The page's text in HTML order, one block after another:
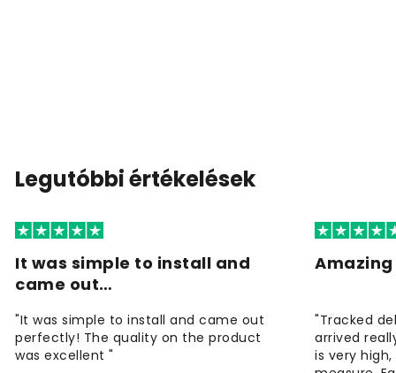
Legutóbbi értékelések
It was simple to install and
came out…
"It was simple to install and came out
perfectly! The quality on the product
was excellent "
"Tracked
arrived
is very